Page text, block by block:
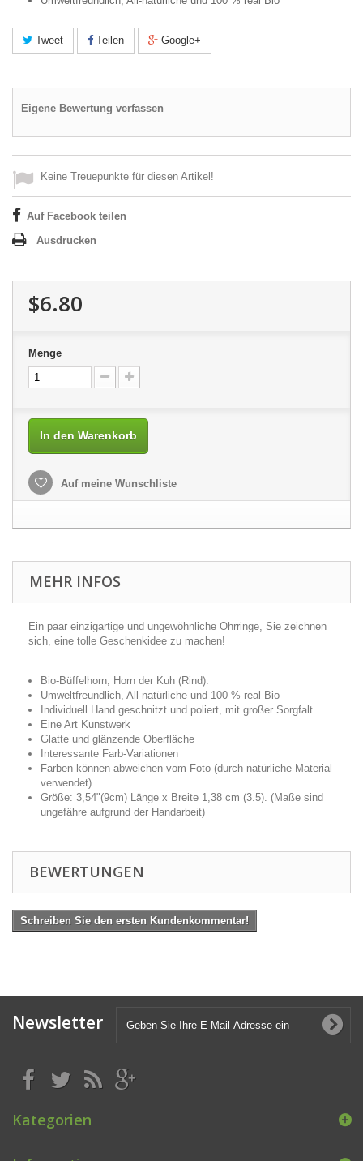
Tweet Teilen Google+
Eigene Bewertung verfassen
Keine Treuepunkte für diesen Artikel!
Auf Facebook teilen
Ausdrucken
$6.80
Menge
In den Warenkorb
Auf meine Wunschliste
MEHR INFOS
Ein paar einzigartige und ungewöhnliche Ohrringe, Sie zeichnen
sich, eine tolle Geschenkidee zu machen!
Bio-Büffelhorn, Horn der Kuh (Rind).
Umweltfreundlich, All-natürliche und 100 % real Bio
Individuell Hand geschnitzt und poliert, mit großer Sorgfalt
Eine Art Kunstwerk
Glatte und glänzende Oberfläche
Interessante Farb-Variationen
Farben können abweichen vom Foto (durch natürliche Material
verwendet)
Größe: 3,54"(9cm) Länge x Breite 1,38 cm (3.5). (Maße sind
ungefähre aufgrund der Handarbeit)
BEWERTUNGEN
Schreiben Sie den ersten Kundenkommentar!
Newsletter
Kategorien